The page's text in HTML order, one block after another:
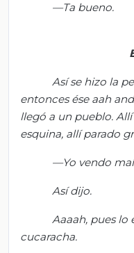
—Ta bueno.
Así se hizo la
entonces ése aah
llegó a un pueblo.
esquina, allí parado
—Yo vendo maí
Así dijo.
Aaaah, pues lo
cucaracha.